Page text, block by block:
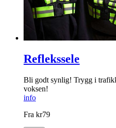
Reflekssele
Bli godt synlig! Trygg i
voksen!
info
Fra kr79